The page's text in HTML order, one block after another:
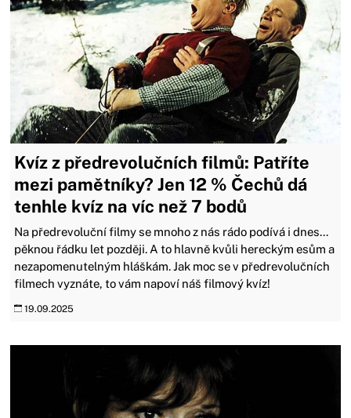
Kvíz z předrevolučních filmů: Patříte
mezi pamětníky? Jen 12 % Čechů dá
tenhle kvíz na víc než 7 bodů
Na předrevoluční filmy se mnoho z nás rádo podívá i dnes...
pěknou řádku let později. A to hlavně kvůli hereckým esům a
nezapomenutelným hláškám. Jak moc se v předrevolučních
filmech vyznáte, to vám napoví náš filmový kvíz!
19.09.2025